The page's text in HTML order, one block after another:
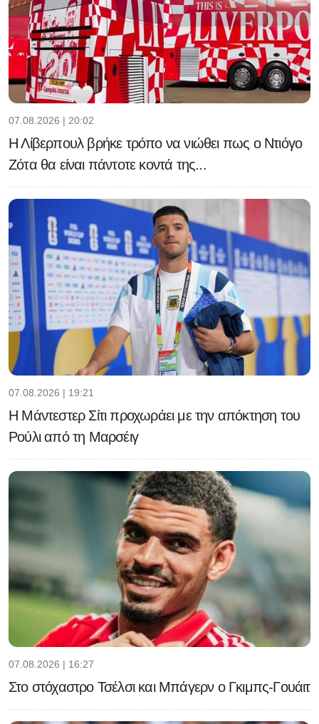
07.08.2026 | 20:02
Η Λίβερπουλ βρήκε τρόπο να νιώθει πως ο Ντιόγο
Ζότα θα είναι πάντοτε κοντά της...
07.08.2026 | 19:21
Η Μάντεστερ Σίτι προχωράει με την απόκτηση του
Ρούλι από τη Μαρσέιγ
07.08.2026 | 16:27
Στο στόχαστρο Τσέλσι και Μπάγερν ο Γκιμπς-Γουάιτ